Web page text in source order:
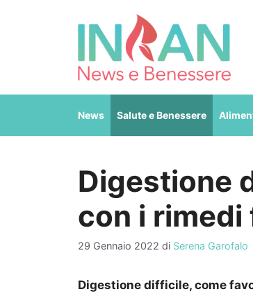
News Salute e Benessere
Digestione
con i rimedi
29 Gennaio 2022 di Serena Garofalo
Digestione difficile, come